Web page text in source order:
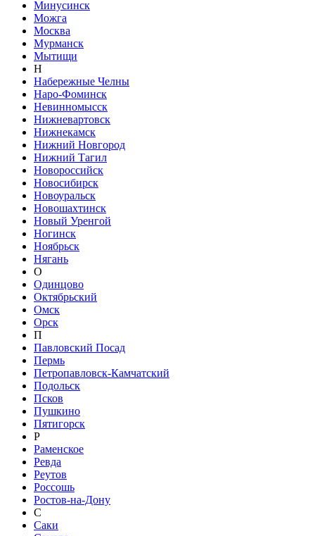
Минусинск
Можга
Москва
Мурманск
Мытищи
Н
Набережные Челны
Наро-Фоминск
Невинномысск
Нижневартовск
Нижнекамск
Нижний Новгород
Нижний Тагил
Новороссийск
Новосибирск
Новоуральск
Новошахтинск
Новый Уренгой
Ногинск
Ноябрьск
Нягань
О
Одинцово
Октябрьский
Омск
Орск
П
Павловский Посад
Пермь
Петропавловск-Камчатский
Подольск
Псков
Пушкино
Пятигорск
Р
Раменское
Ревда
Реутов
Россошь
Ростов-на-Дону
С
Саки